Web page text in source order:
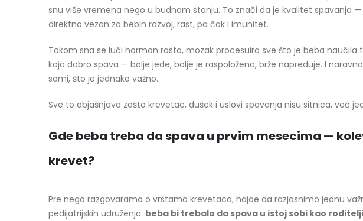
snu više vremena nego u budnom stanju. To znači da je kvalitet spavanja
direktno vezan za bebin razvoj, rast, pa čak i imunitet.
Tokom sna se luči hormon rasta, mozak procesuira sve što je beba naučila
koja dobro spava — bolje jede, bolje je raspoložena, brže napreduje. I
sami, što je jednako važno.
Sve to objašnjava zašto krevetac, dušek i uslovi spavanja nisu sitnica, već
Gde beba treba da spava u prvim mesecima —
krevet?
Pre nego razgovaramo o vrstama krevetaca, hajde da razjasnimo jednu
pedijatrijskih udruženja: beba bi trebalo da spava u istoj sobi kao